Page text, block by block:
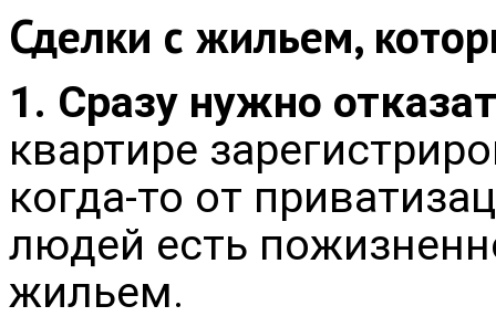
Сделки с жильем,
1. Сразу нужно
квартире
когда-то от
людей есть
жильем.